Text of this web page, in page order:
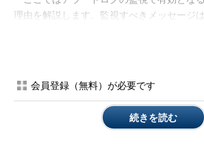
理由を解説します。監視すべきメッセージ
Oracle Databaseエラーメッ
セージ（ORA-“エラー番号”）
データベースで発生
のように接頭辞「
会員登録（無料）が必要です
続きを読む